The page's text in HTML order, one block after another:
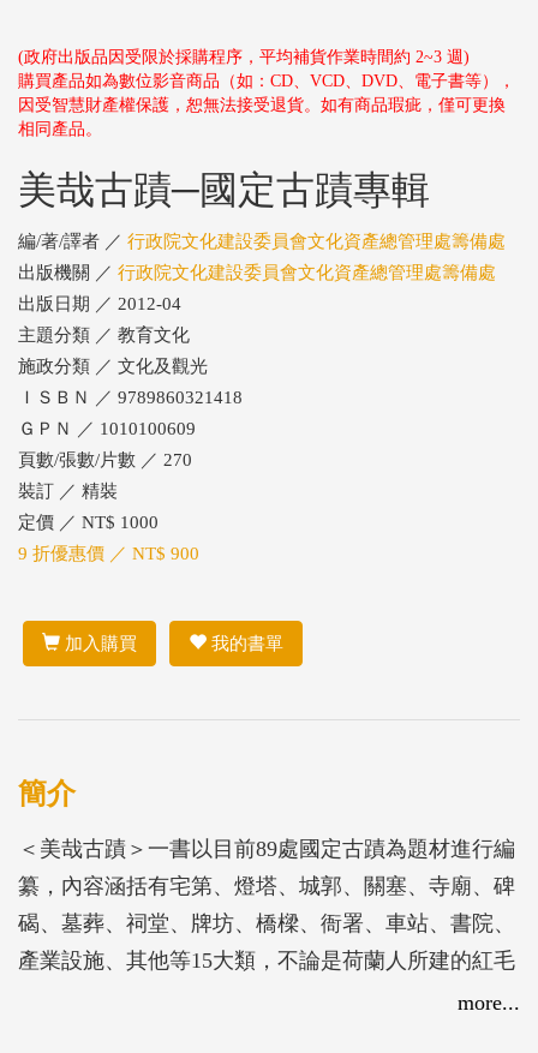
(政府出版品因受限於採購程序，平均補貨作業時間約 2~3 週)
購買產品如為數位影音商品（如：CD、VCD、DVD、電子書等），
因受智慧財產權保護，恕無法接受退貨。如有商品瑕疵，僅可更換
相同產品。
美哉古蹟─國定古蹟專輯
編/著/譯者 ／ 行政院文化建設委員會文化資產總管理處籌備處
出版機關 ／ 行政院文化建設委員會文化資產總管理處籌備處
出版日期 ／ 2012-04
主題分類 ／ 教育文化
施政分類 ／ 文化及觀光
ＩＳＢＮ ／ 9789860321418
ＧＰＮ ／ 1010100609
頁數/張數/片數 ／ 270
裝訂 ／ 精裝
定價 ／ NT$ 1000
9 折優惠價 ／ NT$ 900
加入購買 我的書單
簡介
＜美哉古蹟＞一書以目前89處國定古蹟為題材進行編
纂，內容涵括有宅第、燈塔、城郭、關塞、寺廟、碑
碣、墓葬、祠堂、牌坊、橋樑、衙署、車站、書院、
產業設施、其他等15大類，不論是荷蘭人所建的紅毛
城、漢人所建的龍山寺或是原住民的石板屋，都有完
more...